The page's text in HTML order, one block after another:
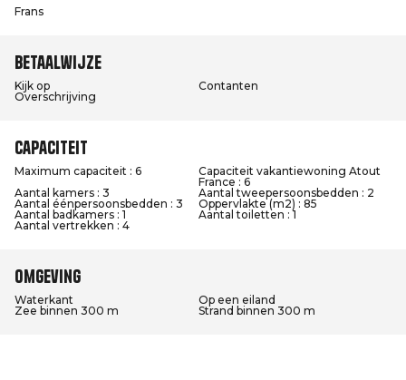
Frans
Betaalwijze
Kijk op
Contanten
Overschrijving
Capaciteit
Maximum capaciteit : 6
Capaciteit vakantiewoning Atout
France : 6
Aantal kamers : 3
Aantal tweepersoonsbedden : 2
Aantal éénpersoonsbedden : 3
Oppervlakte (m2) : 85
Aantal badkamers : 1
Aantal toiletten : 1
Aantal vertrekken : 4
Omgeving
Waterkant
Op een eiland
Zee binnen 300 m
Strand binnen 300 m